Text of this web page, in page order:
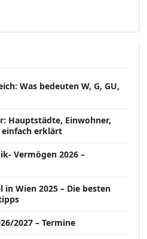
Was bedeuten W, G, GU,
Hauptstädte, Einwohner,
einfach erklärt
Vermögen 2026 –
in Wien 2025 – Die besten
2027 – Termine